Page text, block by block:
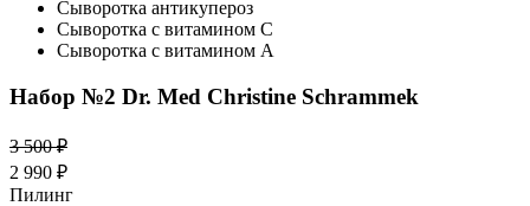
Сыворотка антикупероз
Сыворотка с витамином C
Сыворотка с витамином A
Набор №2 Dr. Med Christine Schrammek
3 500 ₽
2 990 ₽
Пилинг